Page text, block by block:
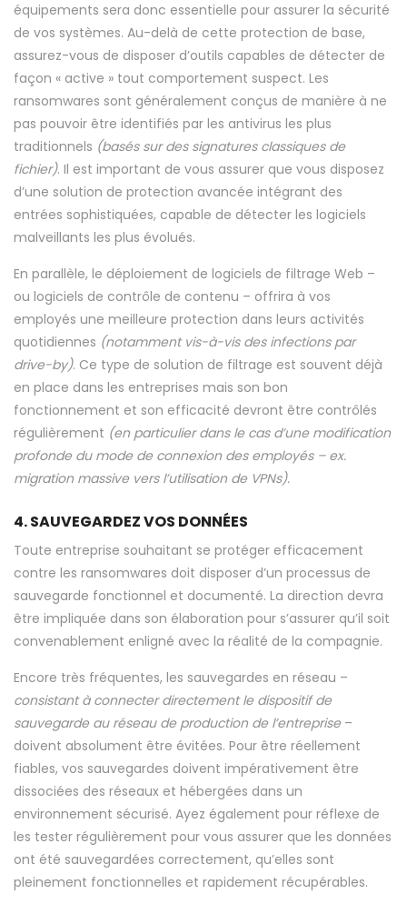
équipements sera donc essentielle pour assurer la sécurité
de vos systèmes. Au-delà de cette protection de base,
assurez-vous de disposer d’outils capables de détecter de
façon « active » tout comportement suspect. Les
ransomwares sont généralement conçus de manière à ne
pas pouvoir être identifiés par les antivirus les plus
traditionnels (basés sur des signatures classiques de
fichier). Il est important de vous assurer que vous disposez
d’une solution de protection avancée intégrant des
entrées sophistiquées, capable de détecter les logiciels
malveillants les plus évolués.
En parallèle, le déploiement de logiciels de filtrage Web –
ou logiciels de contrôle de contenu – offrira à vos
employés une meilleure protection dans leurs activités
quotidiennes (notamment vis-à-vis des infections par
drive-by). Ce type de solution de filtrage est souvent déjà
en place dans les entreprises mais son bon
fonctionnement et son efficacité devront être contrôlés
régulièrement (en particulier dans le cas d’une modification
profonde du mode de connexion des employés – ex.
migration massive vers l’utilisation de VPNs).
4. SAUVEGARDEZ VOS DONNÉES
Toute entreprise souhaitant se protéger efficacement
contre les ransomwares doit disposer d’un processus de
sauvegarde fonctionnel et documenté. La direction devra
être impliquée dans son élaboration pour s’assurer qu’il soit
convenablement enligné avec la réalité de la compagnie.
Encore très fréquentes, les sauvegardes en réseau –
consistant à connecter directement le dispositif de
sauvegarde au réseau de production de l’entreprise –
doivent absolument être évitées. Pour être réellement
fiables, vos sauvegardes doivent impérativement être
dissociées des réseaux et hébergées dans un
environnement sécurisé. Ayez également pour réflexe de
les tester régulièrement pour vous assurer que les données
ont été sauvegardées correctement, qu’elles sont
pleinement fonctionnelles et rapidement récupérables.